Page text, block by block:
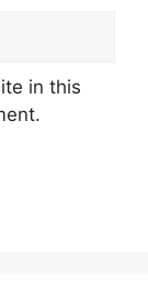
in this